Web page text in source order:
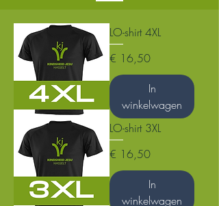
LO-shirt 4XL
Prijs
€ 16,50
In
winkelwagen
LO-shirt 3XL
Prijs
€ 16,50
In
winkelwagen